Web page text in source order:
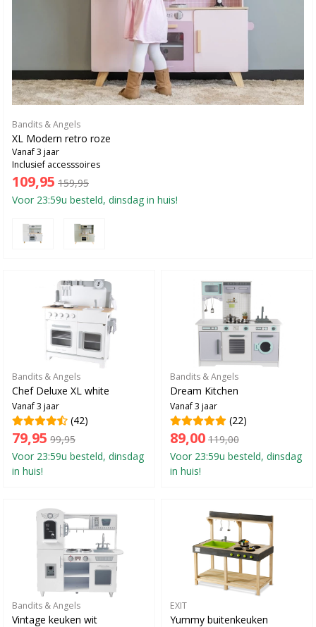
Bandits & Angels
XL Modern retro roze
Vanaf 3 jaar
Inclusief accesssoires
109,95 159,95
Voor 23:59u besteld, dinsdag in huis!
Bandits & Angels
Chef Deluxe XL white
Vanaf 3 jaar
(42)
79,95 99,95
Voor 23:59u besteld, dinsdag
in huis!
Bandits & Angels
Dream Kitchen
Vanaf 3 jaar
(22)
89,00 119,00
Voor 23:59u besteld, dinsdag
in huis!
Bandits & Angels
Vintage keuken wit
EXIT
Yummy buitenkeuken